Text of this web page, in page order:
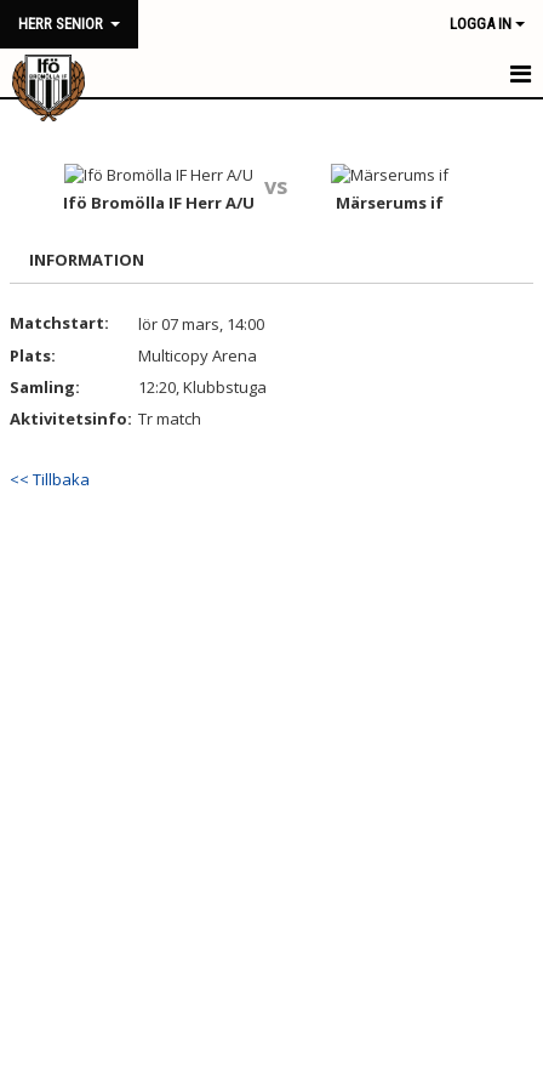
HERR SENIOR LOGGA IN
HERR SENIOR
NYHETER
MATCHER
TRUPPEN
BILDGALLERI
KONTAKT
Ifö Bromölla IF Herr A/U
vs
Märserums if
INFORMATION
Matchstart:
lör 07 mars, 14:00
Plats:
Multicopy Arena
Samling:
12:20, Klubbstuga
Aktivitetsinfo: Tr match
<< Tillbaka